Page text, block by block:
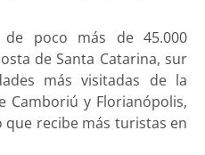
poco más de 45.000
de Santa Catarina, sur
más visitadas de la
Camboriú y Florianópolis,
recibe más turistas en